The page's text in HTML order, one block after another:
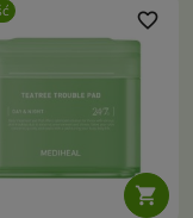

favorite_border